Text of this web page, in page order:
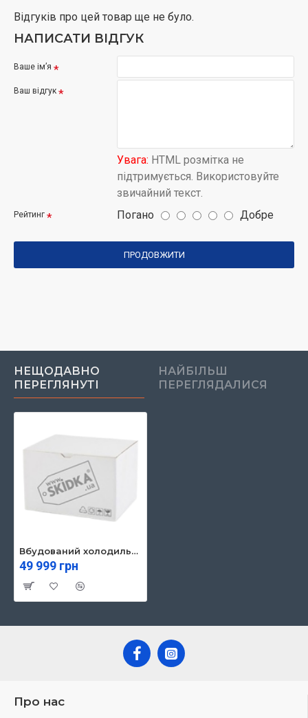
Відгуків про цей товар ще не було.
НАПИСАТИ ВІДГУК
Ваше ім’я
Ваш відгук
Увага: HTML розмітка не
підтримується. Використовуйте
звичайний текст.
Рейтинг Погано Добре
ПРОДОВЖИТИ
НЕЩОДАВНО
ПЕРЕГЛЯНУТІ
НАЙБІЛЬШ
ПЕРЕГЛЯДАЛИСЯ
Вбудований холодильник GORENJE NRKI619D61WFE
49 999 грн
Про нас